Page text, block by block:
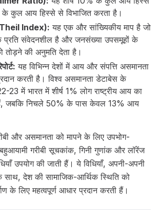
कुल आय हिस्से से विभाजित करता है।
Index): यह एक और सांख्यिकीय माप है जो
संवेदनशील है और जनसंख्या उपसमूहों के
तोड़ने की अनुमति देता है।
यह विभिन्न देशों में आय और संपत्ति असमानता
करती है। विश्व असमानता डेटाबेस के
23 में भारत में शीर्ष 1% लोग राष्ट्रीय आय का
जबकि निचले 50% के पास केवल 13% आय
और असमानता को मापने के लिए उपभोग-
गरीबी सूचकांक, गिनी गुणांक और लॉरेंज
उपयोग की जाती हैं। ये विधियाँ, अपनी-अपनी
देश की सामाजिक-आर्थिक स्थिति को
के लिए महत्वपूर्ण आधार प्रदान करती हैं।